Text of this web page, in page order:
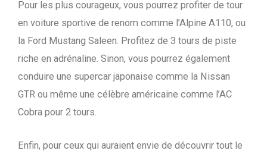
Pour les plus courageux, vous pourrez profiter de tour
en voiture sportive de renom comme l’Alpine A110, ou
la Ford Mustang Saleen. Profitez de 3 tours de piste
riche en adrénaline. Sinon, vous pourrez également
conduire une supercar japonaise comme la Nissan
GTR ou même une célèbre américaine comme l’AC
Cobra pour 2 tours.
Enfin, pour ceux qui auraient envie de découvrir tout le